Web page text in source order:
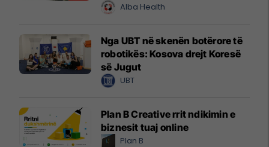
Alba Health
Nga UBT në skenën botërore të
robotikës: Kosova drejt Koresë
së Jugut
UBT
Plan B Creative rrit ndikimin e
biznesit tuaj online
Plan B